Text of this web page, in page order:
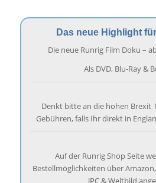
Das neue Highlight
Die neue Runrig Film Doku –
Als DVD, Blu-Ray &
Denkt bitte an die hohen Brexit
Gebühren, falls Ihr direkt in
Auf der Runrig Shop Seite
Bestellmöglichkeiten über
JPC & Weltbild